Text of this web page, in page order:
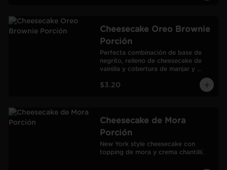
Cheesecake Oreo Brownie
Porción
Perfecta combinación de base de
negrito, relleno de cheesecake de
vainilla y cobertura de manjar y
$3.20
Cheesecake de Mora
Porción
New York style cheesecake con
topping de mora y crema chantillí.